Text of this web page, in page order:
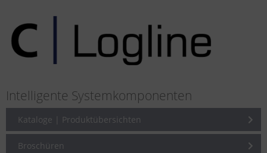
Intelligente Systemkomponenten
Kataloge | Produktübersichten
Broschüren